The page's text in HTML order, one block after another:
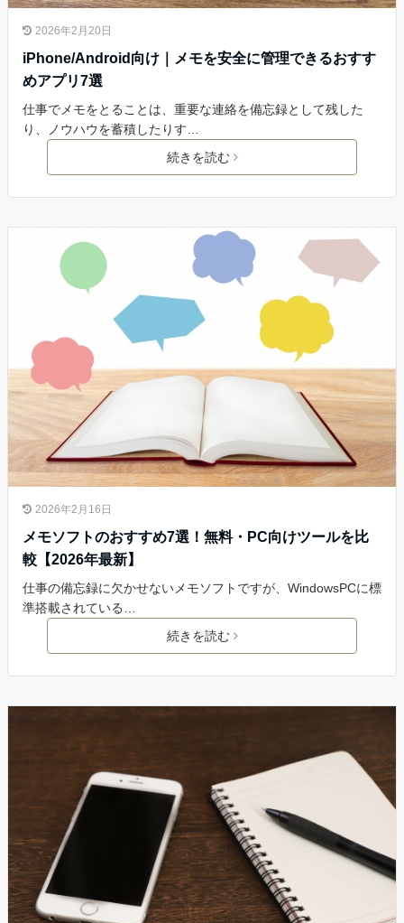
2026年2月20日
iPhone/Android向け｜メモを安全に管理できるおすす
めアプリ7選
仕事でメモをとることは、重要な連絡を備忘録として残した
り、ノウハウを蓄積したりす…
続きを読む
2026年2月16日
メモソフトのおすすめ7選！無料・PC向けツールを比
較【2026年最新】
仕事の備忘録に欠かせないメモソフトですが、WindowsPCに標
準搭載されている…
続きを読む